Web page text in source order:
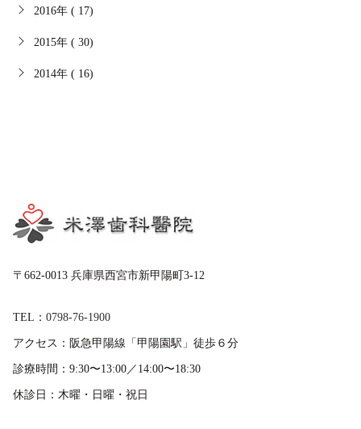
2016年 ( 17)
2015年 ( 30)
2014年 ( 16)
〒662-0013 兵庫県西宮市新甲陽町3-12
TEL： 0798-76-1900
アクセス： 阪急甲陽線「甲陽園駅」徒歩６分
診療時間： 9:30〜13:00／14:00〜18:30
休診日： 木曜・日曜・祝日